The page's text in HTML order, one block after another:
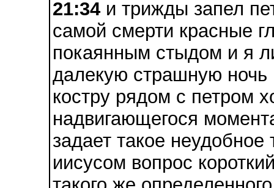
21:34 и трижды запел
самой смерти красные
покаянным стыдом и я
далекую страшную
костру рядом с петром
надвигающегося
задает такое
иисусом вопрос